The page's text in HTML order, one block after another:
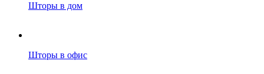
Шторы в дом
Шторы в офис